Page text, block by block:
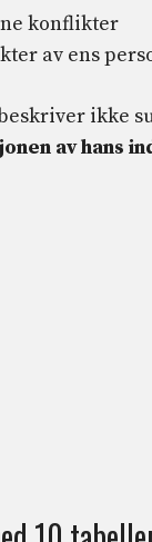
konflikter
av ens
ikke
av hans